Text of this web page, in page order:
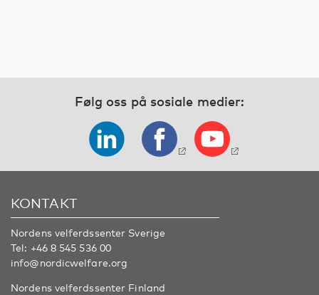
Følg oss på sosiale medier:
KONTAKT
Nordens velferdssenter Sverige
Tel: +46 8 545 536 00
info@nordicwelfare.org
Nordens velferdssenter Finland